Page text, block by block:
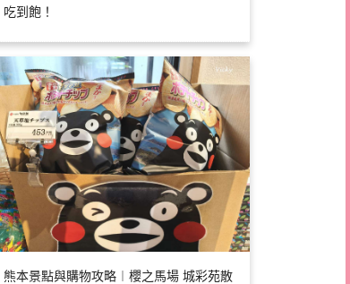
吃到飽！
熊本景點與購物攻略︱櫻之馬場 城彩苑散